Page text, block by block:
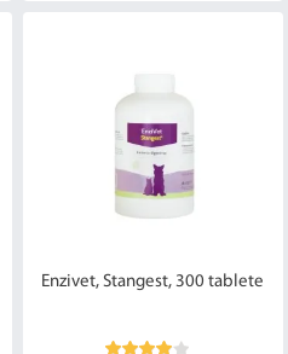
Enzivet, Stangest, 300 tablete